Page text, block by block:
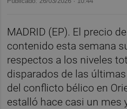
MADRID (EP). El precio
contenido esta semana
respectos a los niveles
disparados de las
del conflicto bélico en
estalló hace casi un mes